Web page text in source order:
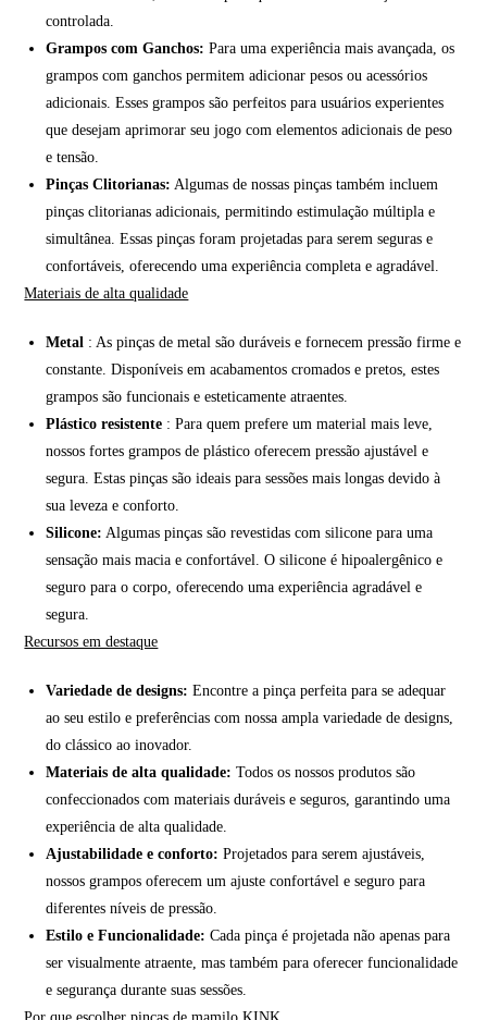
controlada.
Grampos com Ganchos: Para uma experiência mais avançada, os
grampos com ganchos permitem adicionar pesos ou acessórios
adicionais. Esses grampos são perfeitos para usuários experientes
que desejam aprimorar seu jogo com elementos adicionais de peso
e tensão.
Pinças Clitorianas: Algumas de nossas pinças também incluem
pinças clitorianas adicionais, permitindo estimulação múltipla e
simultânea. Essas pinças foram projetadas para serem seguras e
confortáveis, oferecendo uma experiência completa e agradável.
Materiais de alta qualidade
Metal : As pinças de metal são duráveis e fornecem pressão firme e
constante. Disponíveis em acabamentos cromados e pretos, estes
grampos são funcionais e esteticamente atraentes.
Plástico resistente : Para quem prefere um material mais leve,
nossos fortes grampos de plástico oferecem pressão ajustável e
segura. Estas pinças são ideais para sessões mais longas devido à
sua leveza e conforto.
Silicone: Algumas pinças são revestidas com silicone para uma
sensação mais macia e confortável. O silicone é hipoalergênico e
seguro para o corpo, oferecendo uma experiência agradável e
segura.
Recursos em destaque
Variedade de designs: Encontre a pinça perfeita para se adequar
ao seu estilo e preferências com nossa ampla variedade de designs,
do clássico ao inovador.
Materiais de alta qualidade: Todos os nossos produtos são
confeccionados com materiais duráveis e seguros, garantindo uma
experiência de alta qualidade.
Ajustabilidade e conforto: Projetados para serem ajustáveis,
nossos grampos oferecem um ajuste confortável e seguro para
diferentes níveis de pressão.
Estilo e Funcionalidade: Cada pinça é projetada não apenas para
ser visualmente atraente, mas também para oferecer funcionalidade
e segurança durante suas sessões.